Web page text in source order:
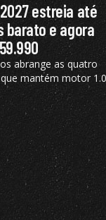
estreia até
barato e agora
abrange as quatro
mantém motor 1.0
de dupla